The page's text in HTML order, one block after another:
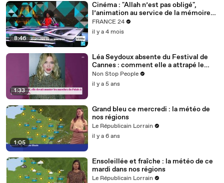
8:46
Cinéma : "Allah n’est pas obligé",
l’animation au service de la mémoire
des enfants-soldats
FRANCE 24
il y a 4 mois
1:33
Léa Seydoux absente du Festival de
Cannes : comment elle a attrapé le
Covid
Non Stop People
il y a 5 ans
1:05
Grand bleu ce mercredi : la météo de
nos régions
Le Républicain Lorrain
il y a 6 ans
Ensoleillée et fraîche : la météo de ce
mardi dans nos régions
Le Républicain Lorrain